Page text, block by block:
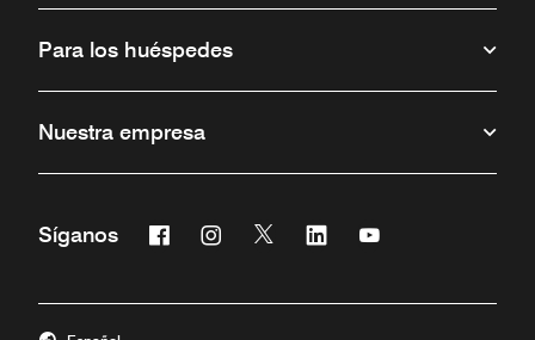
Para los huéspedes
Nuestra empresa
Síganos Facebook
Abre una ventana nueva
Instagram
Abre una ventana nueva
Twitter
Abre una ventana nueva
Linkedin
Abre una ventana nueva
Abre una ventana